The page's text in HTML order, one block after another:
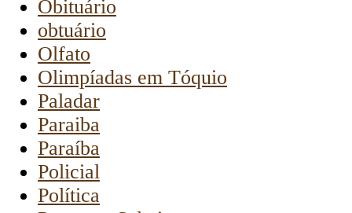
Obituário
obtuário
Olfato
Olimpíadas em Tóquio
Paladar
Paraiba
Paraíba
Policial
Política